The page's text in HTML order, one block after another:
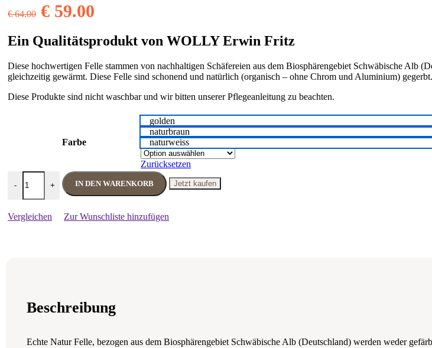
€64.00 Ursprünglicher
Preis
war:
€ 64.00
€ 59.00
Preis
ist:
€ 59.00.
Ein Qualitätsprodukt von WOLLY Erwin Fritz
Diese hochwertigen Felle stammen von nachhaltigen Schäfereien aus dem Biosphärengebiet Schwäbische Alb
gleichzeitig gewärmt. Diese Felle sind schonend und natürlich (organisch – ohne Chrom und Aluminium) gegerbt.
Diese Produkte sind nicht waschbar und wir bitten unserer Pflegeanleitung zu beachten.
Farbe
golden
naturbraun
naturweiss
Zurücksetzen
-
Fußwärmer mit Kragen Merino in naturweiss, naturbraun oder golden Menge
+ IN DEN WARENKORB Jetzt kaufen
Vergleichen Zur Wunschliste hinzufügen
Beschreibung
Echte Natur Felle, bezogen aus dem Biosphärengebiet Schwäbische Alb (Deutschland) werden weder